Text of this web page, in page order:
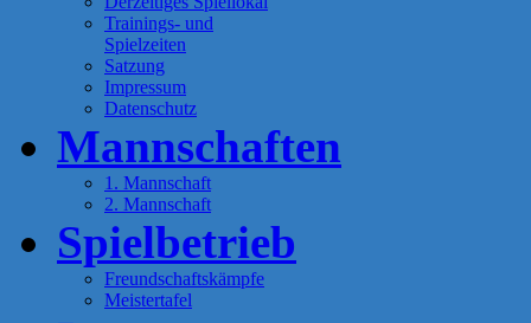
Trainings- und
Spielzeiten
Satzung
Impressum
Datenschutz
Mannschaften
1. Mannschaft
2. Mannschaft
Spielbetrieb
Freundschaftskämpfe
Meistertafel